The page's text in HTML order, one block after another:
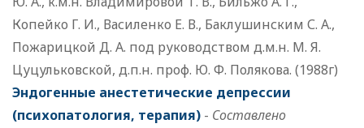
Копейко Г. И., Василенко Е. В., Баклушинским С. А.,
Пожарицкой Д. А. под руководством д.м.н. М. Я.
Цуцульковской, д.п.н. проф. Ю. Ф. Полякова. (1988г)
Эндогенные анестетические депрессии
(психопатология, терапия) - Составлено